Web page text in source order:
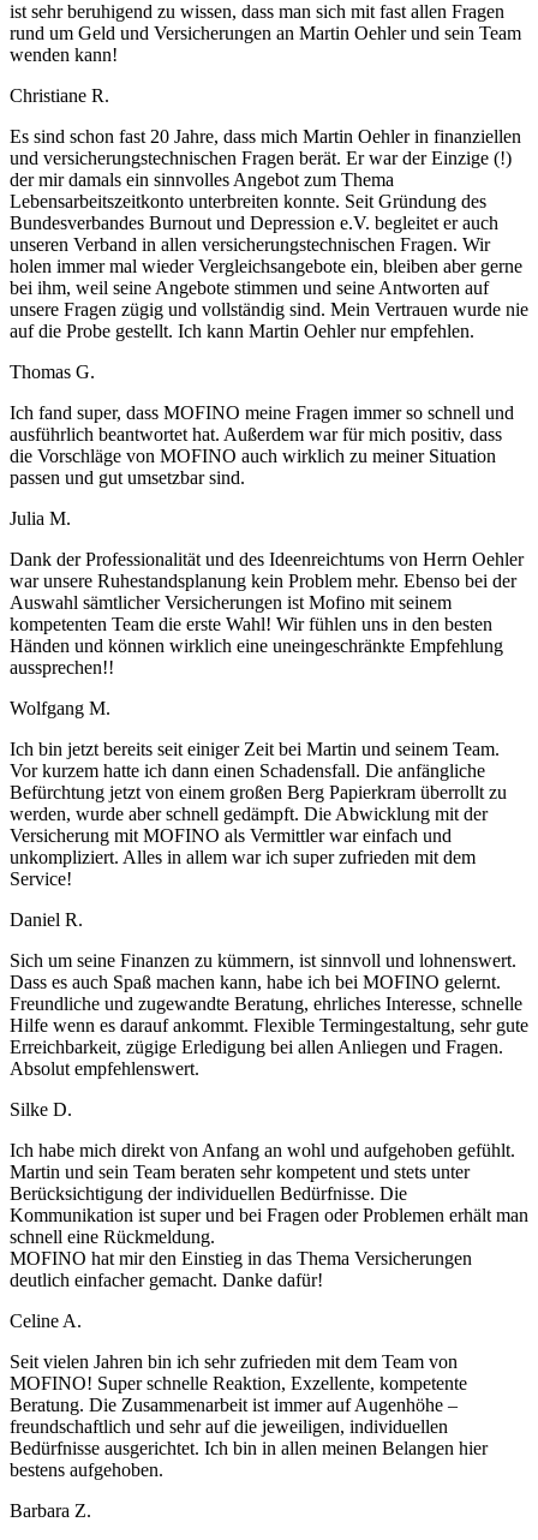
ist sehr beruhigend zu wissen, dass man sich mit fast allen Fragen
rund um Geld und Versicherungen an Martin Oehler und sein Team
wenden kann!
Christiane R.
Es sind schon fast 20 Jahre, dass mich Martin Oehler in finanziellen
und versicherungstechnischen Fragen berät. Er war der Einzige (!)
der mir damals ein sinnvolles Angebot zum Thema
Lebensarbeitszeitkonto unterbreiten konnte. Seit Gründung des
Bundesverbandes Burnout und Depression e.V. begleitet er auch
unseren Verband in allen versicherungstechnischen Fragen. Wir
holen immer mal wieder Vergleichsangebote ein, bleiben aber gerne
bei ihm, weil seine Angebote stimmen und seine Antworten auf
unsere Fragen zügig und vollständig sind. Mein Vertrauen wurde nie
auf die Probe gestellt. Ich kann Martin Oehler nur empfehlen.
Thomas G.
Ich fand super, dass MOFINO meine Fragen immer so schnell und
ausführlich beantwortet hat. Außerdem war für mich positiv, dass
die Vorschläge von MOFINO auch wirklich zu meiner Situation
passen und gut umsetzbar sind.
Julia M.
Dank der Professionalität und des Ideenreichtums von Herrn Oehler
war unsere Ruhestandsplanung kein Problem mehr. Ebenso bei der
Auswahl sämtlicher Versicherungen ist Mofino mit seinem
kompetenten Team die erste Wahl! Wir fühlen uns in den besten
Händen und können wirklich eine uneingeschränkte Empfehlung
aussprechen!!
Wolfgang M.
Ich bin jetzt bereits seit einiger Zeit bei Martin und seinem Team.
Vor kurzem hatte ich dann einen Schadensfall. Die anfängliche
Befürchtung jetzt von einem großen Berg Papierkram überrollt zu
werden, wurde aber schnell gedämpft. Die Abwicklung mit der
Versicherung mit MOFINO als Vermittler war einfach und
unkompliziert. Alles in allem war ich super zufrieden mit dem
Service!
Daniel R.
Sich um seine Finanzen zu kümmern, ist sinnvoll und lohnenswert.
Dass es auch Spaß machen kann, habe ich bei MOFINO gelernt.
Freundliche und zugewandte Beratung, ehrliches Interesse, schnelle
Hilfe wenn es darauf ankommt. Flexible Termingestaltung, sehr gute
Erreichbarkeit, zügige Erledigung bei allen Anliegen und Fragen.
Absolut empfehlenswert.
Silke D.
Ich habe mich direkt von Anfang an wohl und aufgehoben gefühlt.
Martin und sein Team beraten sehr kompetent und stets unter
Berücksichtigung der individuellen Bedürfnisse. Die
Kommunikation ist super und bei Fragen oder Problemen erhält man
schnell eine Rückmeldung.
MOFINO hat mir den Einstieg in das Thema Versicherungen
deutlich einfacher gemacht. Danke dafür!
Celine A.
Seit vielen Jahren bin ich sehr zufrieden mit dem Team von
MOFINO! Super schnelle Reaktion, Exzellente, kompetente
Beratung. Die Zusammenarbeit ist immer auf Augenhöhe –
freundschaftlich und sehr auf die jeweiligen, individuellen
Bedürfnisse ausgerichtet. Ich bin in allen meinen Belangen hier
bestens aufgehoben.
Barbara Z.